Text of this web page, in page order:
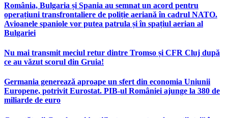
România, Bulgaria și Spania au semnat un acord pentru
operațiuni transfrontaliere de poliție aeriană în cadrul NATO.
Avioanele spaniole vor putea patrula și în spațiul aerian al
Bulgariei
Nu mai transmit meciul retur dintre Tromso și CFR Cluj după
ce au văzut scorul din Gruia!
Germania generează aproape un sfert din economia Uniunii
Europene, potrivit Eurostat. PIB-ul României ajunge la 380 de
miliarde de euro